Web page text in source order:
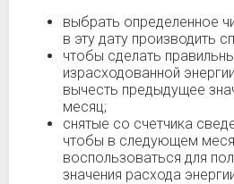
выбрать определенное
в эту дату производить
чтобы сделать
израсходованной
вычесть предыдущее
месяц;
снятые со счетчика
чтобы в следующем
воспользоваться для
значения расхода